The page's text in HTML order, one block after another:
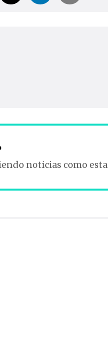
noticias como esta